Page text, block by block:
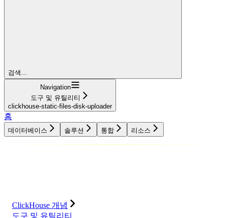
검색...
Navigation
도구 및 유틸리티
clickhouse-static-files-disk-uploader
홈
데이터베이스 솔루션 통합 리소스
ClickHouse 개념
도구 및 유틸리티